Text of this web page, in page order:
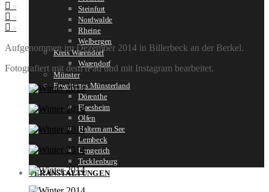
Steinfurt
Nordwalde
Rheine
Welbergen
Kreis Warendorf
Warendorf
Münster
Erweitertes Münsterland
Dörenthe
Flaesheim
Olfen
Haltern am See
Lembeck
Lengerich
Tecklenburg
VERANSTALTUNGEN
0
0
0
Aufgenommen im Dezember 2014 in Billerbeck an der Berkel.
Fotografiert mit dem iPad und mit Instagram bearbeitet.